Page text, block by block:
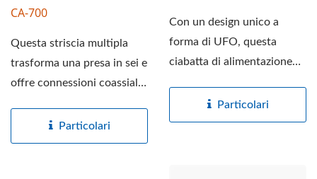
CA-700
Questa striscia multipla
trasforma una presa in sei e
offre connessioni coassiali
Particolari
Con un design unico a
forma di UFO, questa
ciabatta di alimentazione
spazio...
Particolari